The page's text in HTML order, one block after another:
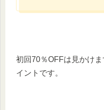
初回70％OFFは見かけ
イントです。